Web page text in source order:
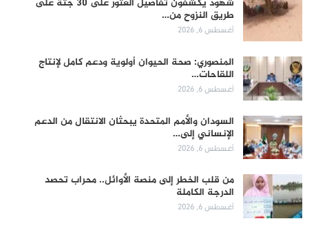
شهود يكشفون تفاصيل العثور على 30 جثة على
طريق النزوح من…
أغسطس 6, 2026
المنصوري: صحة الحيوان أولوية ودعم كامل لإنتاج
اللقاحات…
أغسطس 6, 2026
السودان والأمم المتحدة يبحثان الانتقال من الدعم
الإنساني إلى…
أغسطس 6, 2026
من قلب الخطر إلى منصة الأوائل.. محراب تحصد
الدرجة الكاملة
أغسطس 6, 2026